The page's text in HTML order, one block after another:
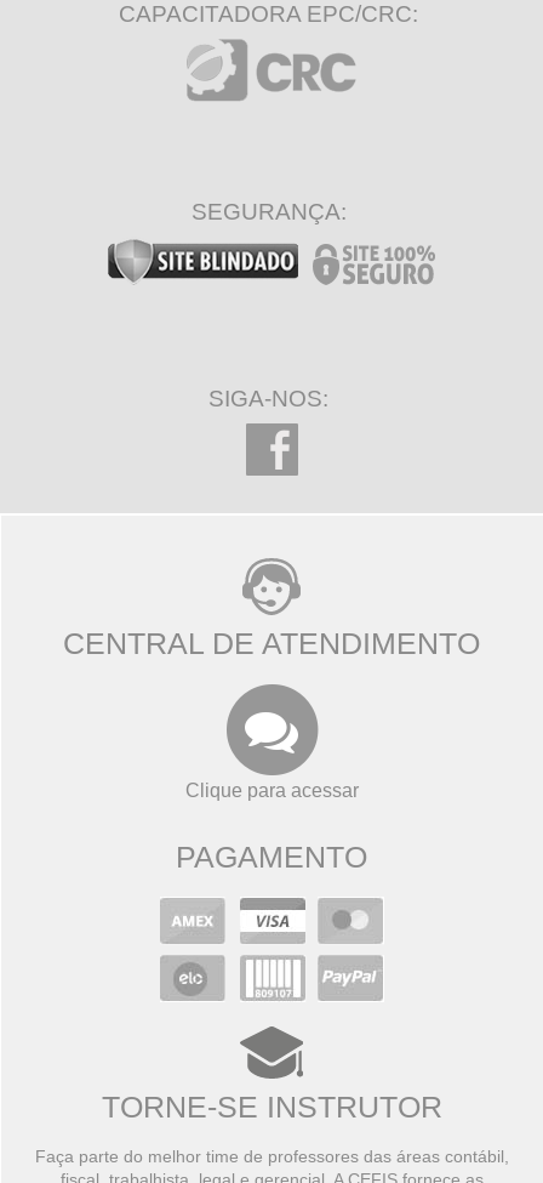
CAPACITADORA EPC/CRC:
SEGURANÇA:
SIGA-NOS:
CENTRAL DE ATENDIMENTO
Clique para acessar
PAGAMENTO
TORNE-SE INSTRUTOR
Faça parte do melhor time de professores das áreas contábil,